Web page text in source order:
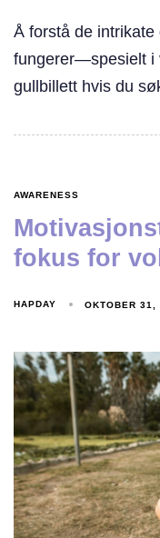
Å forstå de
fungerer—spesielt i
gullbillett hvis du
AWARENESS
fokus for
HAPDAY OKTOBER 31,